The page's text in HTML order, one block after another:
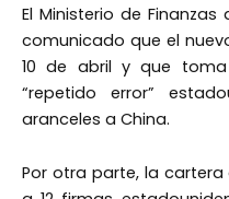
El Ministerio de
comunicado que el
10 de abril y que
“repetido error”
aranceles a China.
Por otra parte, la